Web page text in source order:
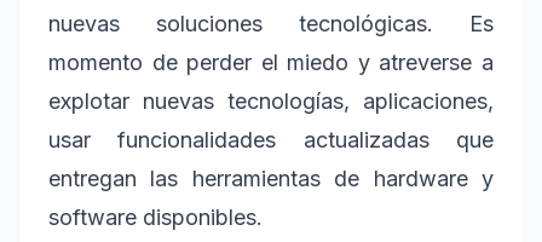
nuevas soluciones tecnológicas. Es
momento de perder el miedo y atreverse a
explotar nuevas tecnologías, aplicaciones,
usar funcionalidades actualizadas que
entregan las herramientas de hardware y
software disponibles.